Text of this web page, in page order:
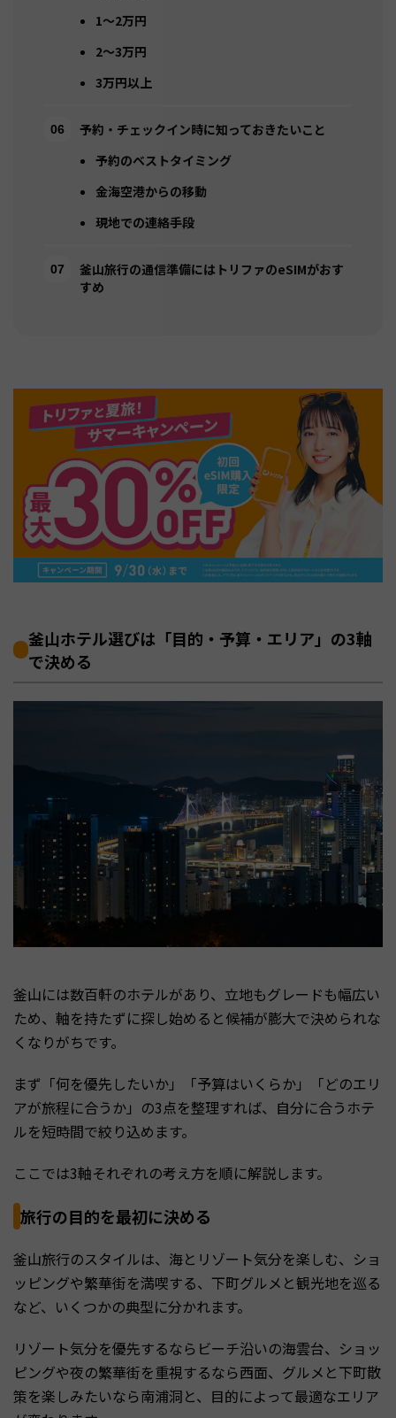
1〜2万円
2〜3万円
3万円以上
予約・チェックイン時に知っておきたいこと
予約のベストタイミング
金海空港からの移動
現地での連絡手段
釜山旅行の通信準備にはトリファのeSIMがおす
すめ
釜山ホテル選びは「目的・予算・エリア」の3軸
で決める
釜山には数百軒のホテルがあり、立地もグレードも幅広い
ため、軸を持たずに探し始めると候補が膨大で決められな
くなりがちです。
まず「何を優先したいか」「予算はいくらか」「どのエリ
アが旅程に合うか」の3点を整理すれば、自分に合うホテ
ルを短時間で絞り込めます。
ここでは3軸それぞれの考え方を順に解説します。
旅行の目的を最初に決める
釜山旅行のスタイルは、海とリゾート気分を楽しむ、ショ
ッピングや繁華街を満喫する、下町グルメと観光地を巡る
など、いくつかの典型に分かれます。
リゾート気分を優先するならビーチ沿いの海雲台、ショッ
ピングや夜の繁華街を重視するなら西面、グルメと下町散
策を楽しみたいなら南浦洞と、目的によって最適なエリア